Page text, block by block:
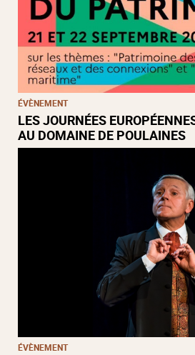
ÉVÈNEMENT
LES JOURNÉES
AU DOMAINE DE POULAINES
ÉVÈNEMENT